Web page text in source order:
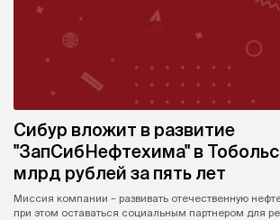
Сибур вложит в развитие
"ЗапСибНефтехима" в
млрд рублей за пять лет
Миссия компании – развивать отечественную
при этом оставаться социальным партнером для